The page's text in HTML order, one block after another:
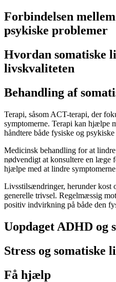
Forbindelsen
psykiske problemer
Hvordan somatiske
livskvaliteten
Behandling af
Terapi, såsom ACT-terapi, der
symptomerne. Terapi kan hjælpe
håndtere både fysiske og
Medicinsk behandling for at
nødvendigt at konsultere en læge
hjælpe med at lindre
Livsstilsændringer, herunder kost
generelle trivsel. Regelmæssig
positiv indvirkning på både den
Uopdaget ADHD og
Stress og somatiske
Få hjælp